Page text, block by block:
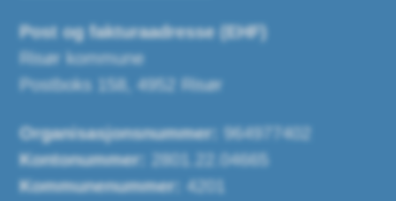
Post og fakturaadresse (EHF)
Risør kommune
Postboks 158, 4952 Risør
Organisasjonsnummer:
964977402
Kontonummer:
2801.22.04665
Kommunenummer: 4201